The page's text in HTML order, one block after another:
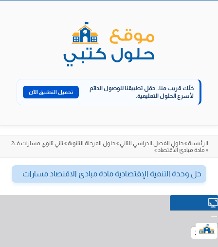
خلّك قريب منا.. حمّل تطبيقنا للوصول الدائم
لأسرع الحلول التعليمية.
تحميل التطبيق الآن
الرئيسية»حلول الفصل الدراسي الثاني»حلول المرحلة الثانوية» ثاني ثانوي مسارات ف2
» مادة مبادئ الأقتصاد»
حل وحدة التنمية الإقتصادية مادة مبادئ الاقتصاد مسارات